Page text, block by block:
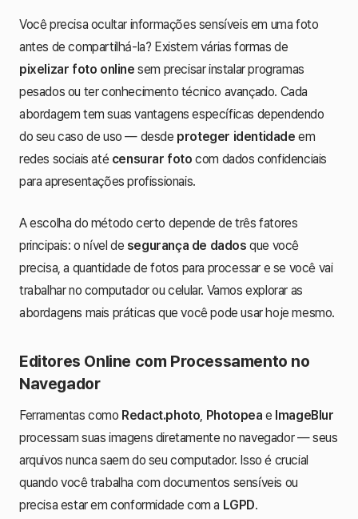
Você precisa ocultar informações sensíveis em uma foto
antes de compartilhá-la? Existem várias formas de
pixelizar foto online sem precisar instalar programas
pesados ou ter conhecimento técnico avançado. Cada
abordagem tem suas vantagens específicas dependendo
do seu caso de uso — desde proteger identidade em
redes sociais até censurar foto com dados confidenciais
para apresentações profissionais.
A escolha do método certo depende de três fatores
principais: o nível de segurança de dados que você
precisa, a quantidade de fotos para processar e se você vai
trabalhar no computador ou celular. Vamos explorar as
abordagens mais práticas que você pode usar hoje mesmo.
Editores Online com Processamento no
Navegador
Ferramentas como Redact.photo, Photopea e ImageBlur
processam suas imagens diretamente no navegador — seus
arquivos nunca saem do seu computador. Isso é crucial
quando você trabalha com documentos sensíveis ou
precisa estar em conformidade com a LGPD.